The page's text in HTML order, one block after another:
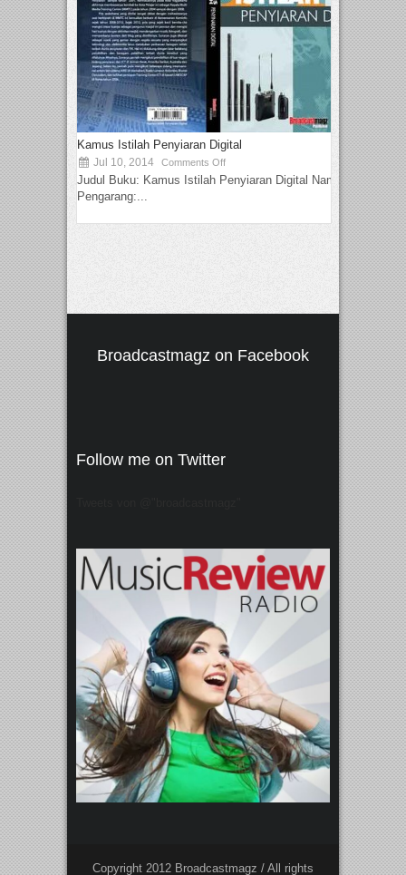
Kamus Istilah Penyiaran Digital
Jul 10, 2014 Comments Off
Judul Buku: Kamus Istilah Penyiaran Digital Nama
Pengarang:...
Broadcastmagz on Facebook
Follow me on Twitter
Copyright 2012 Broadcastmagz / All rights